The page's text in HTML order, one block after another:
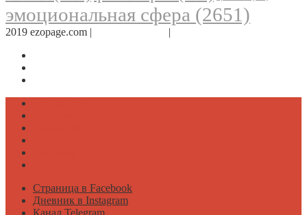
эмоциональная сфера (2651)
2019 ezopage.com | |
Страница в Facebook
Дневник в Instagram
Канал Telegram